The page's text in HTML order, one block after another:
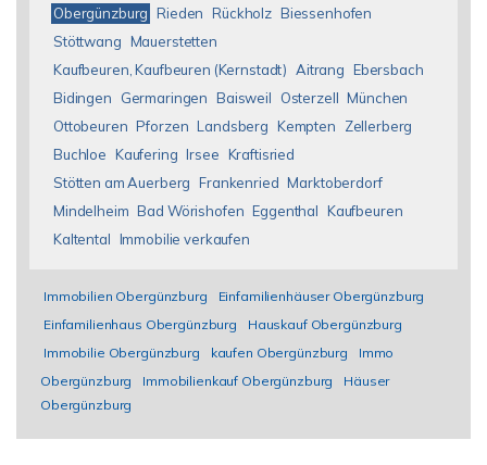
Obergünzburg Rieden Rückholz Biessenhofen
Stöttwang Mauerstetten
Kaufbeuren, Kaufbeuren (Kernstadt) Aitrang Ebersbach
Bidingen
Germaringen Baisweil Osterzell München
Ottobeuren Pforzen Landsberg Kempten
Zellerberg
Buchloe Kaufering Irsee Kraftisried
Stötten am Auerberg Frankenried Marktoberdorf
Mindelheim Bad Wörishofen Eggenthal Kaufbeuren
Kaltental Immobilie verkaufen
Immobilien Obergünzburg
Einfamilienhäuser Obergünzburg
Einfamilienhaus Obergünzburg
Hauskauf Obergünzburg
Immobilie Obergünzburg
kaufen Obergünzburg
Immo
Obergünzburg
Immobilienkauf Obergünzburg
Häuser
Obergünzburg